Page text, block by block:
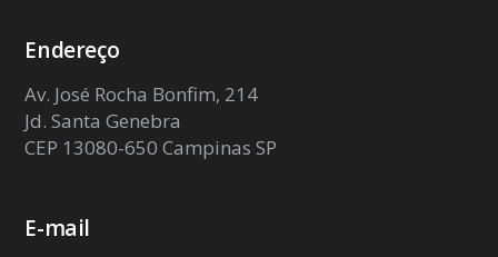
Endereço
Av. José Rocha Bonfim, 214
Jd. Santa Genebra
CEP 13080-650 Campinas SP
E-mail